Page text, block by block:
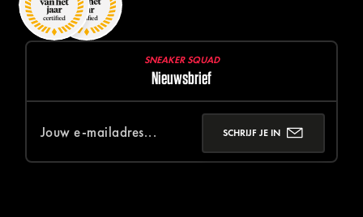
SNEAKER SQUAD
Nieuwsbrief
SCHRIJF JE IN